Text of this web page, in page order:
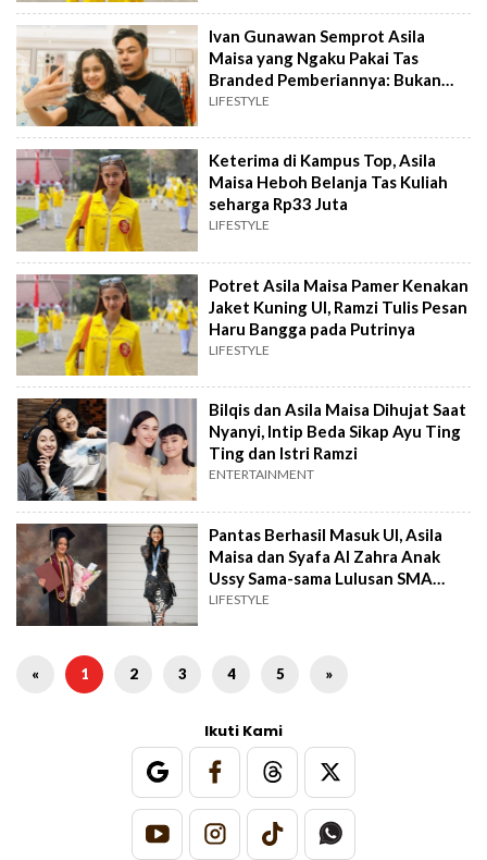
Ivan Gunawan Semprot Asila
Maisa yang Ngaku Pakai Tas
Branded Pemberiannya: Bukan
Dikasih tapi...
LIFESTYLE
Keterima di Kampus Top, Asila
Maisa Heboh Belanja Tas Kuliah
seharga Rp33 Juta
LIFESTYLE
Potret Asila Maisa Pamer Kenakan
Jaket Kuning UI, Ramzi Tulis Pesan
Haru Bangga pada Putrinya
LIFESTYLE
Bilqis dan Asila Maisa Dihujat Saat
Nyanyi, Intip Beda Sikap Ayu Ting
Ting dan Istri Ramzi
ENTERTAINMENT
Pantas Berhasil Masuk UI, Asila
Maisa dan Syafa Al Zahra Anak
Ussy Sama-sama Lulusan SMA
Elite
LIFESTYLE
« 1 2 3 4 5 »
Ikuti Kami